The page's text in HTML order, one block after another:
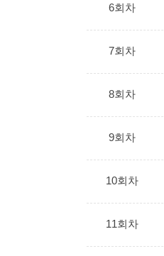
6회차
7회차
8회차
9회차
10회차
11회차